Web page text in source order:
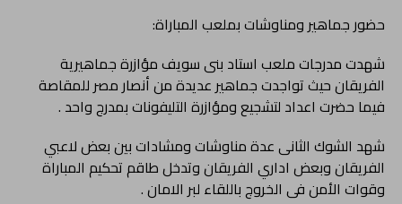
حضور جماهير ومناوشات بملعب المباراة:
شهدت مدرجات ملعب استاد بنى سويف مؤازرة جماهيرية
الفريقان حيث تواجدت جماهير عديدة من أنصار مصر للمقاصة
فيما حضرت اعداد لتشجيع ومؤازرة التليفونات بمدرج واحد .
شهد الشوك الثانى عدة مناوشات ومشادات بين بعض لاعبي
الفريقان وبعض اداري الفريقان وتدخل طاقم تحكيم المباراة
وقوات الأمن فى الخروج باللقاء لبر الامان .